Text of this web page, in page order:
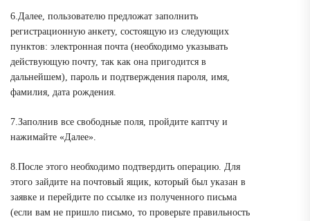
6.Далее, пользователю предложат заполнить
регистрационную анкету, состоящую из следующих
пунктов: электронная почта (необходимо указывать
действующую почту, так как она пригодится в
дальнейшем), пароль и подтверждения пароля, имя,
фамилия, дата рождения.
7.Заполнив все свободные поля, пройдите каптчу и
нажимайте «Далее».
8.После этого необходимо подтвердить операцию. Для
этого зайдите на почтовый ящик, который был указан в
заявке и перейдите по ссылке из полученного письма
(если вам не пришло письмо, то проверьте правильность